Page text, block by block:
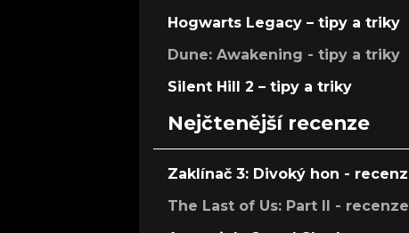
Hogwarts Legacy – tipy a triky
Dune: Awakening - tipy a triky
Silent Hill 2 – tipy a triky
Nejčtenější recenze
Zaklínač 3: Divoký hon -
The Last of Us: Part II - recenze